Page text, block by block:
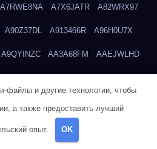
A7RWE8NA A7X6JATR A82WRX97
A90Z37DL A913466R A96H0U7X
A9QYINZC AA3A68FM AAEJWLHD
ADMVWTS8 ADOE3V3Y
файлы и другие технологии, чтобы
а также предоставить лучший
опыт. OK